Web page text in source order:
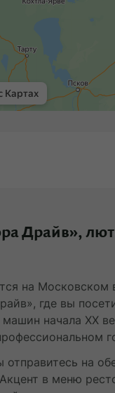
Драйв»,
на Московском
где вы
начала XX
отправитесь на
в меню